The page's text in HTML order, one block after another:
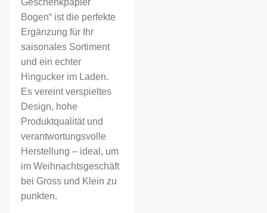
Geschenkpapier
Bogen“ ist die perfekte
Ergänzung für Ihr
saisonales Sortiment
und ein echter
Hingucker im Laden.
Es vereint verspieltes
Design, hohe
Produktqualität und
verantwortungsvolle
Herstellung – ideal, um
im Weihnachtsgeschäft
bei Gross und Klein zu
punkten.